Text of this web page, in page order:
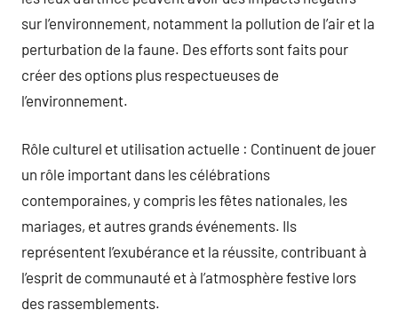
sur l’environnement, notamment la pollution de l’air et la
perturbation de la faune. Des efforts sont faits pour
créer des options plus respectueuses de
l’environnement.
Rôle culturel et utilisation actuelle : Continuent de jouer
un rôle important dans les célébrations
contemporaines, y compris les fêtes nationales, les
mariages, et autres grands événements. Ils
représentent l’exubérance et la réussite, contribuant à
l’esprit de communauté et à l’atmosphère festive lors
des rassemblements.